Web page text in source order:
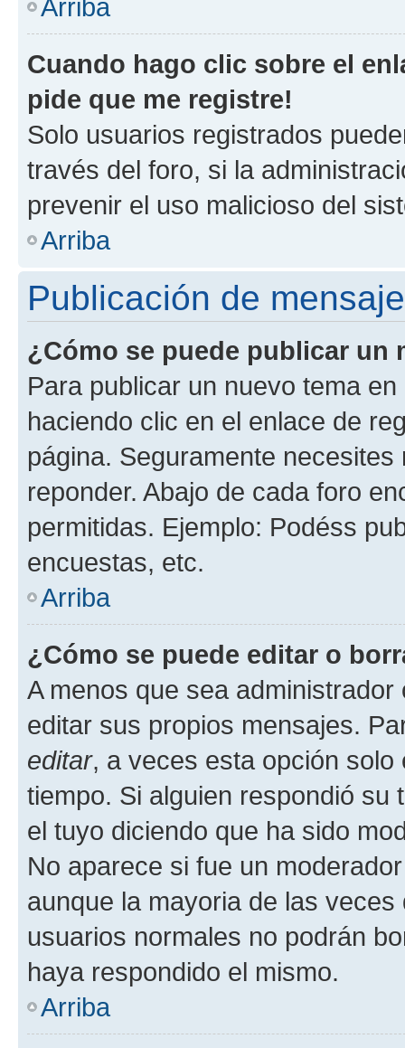
Arriba
Cuando hago clic sobre el
pide que me registre!
Solo usuarios registrados
través del foro, si la
prevenir el uso malicioso del
Arriba
Publicación de
¿Cómo se puede publicar un
Para publicar un nuevo tema
haciendo clic en el enlace de
página. Seguramente
reponder. Abajo de cada foro
permitidas. Ejemplo: Podéss
encuestas, etc.
Arriba
¿Cómo se puede editar o
A menos que sea
editar sus propios mensajes.
editar, a veces esta opción
tiempo. Si alguien respondió
el tuyo diciendo que ha sido
No aparece si fue un
aunque la mayoria de las
usuarios normales no podrán
haya respondido el mismo.
Arriba